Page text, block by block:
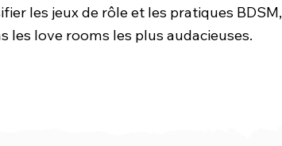
les jeux de rôle et les pratiques BDSM,
les love rooms les plus audacieuses.